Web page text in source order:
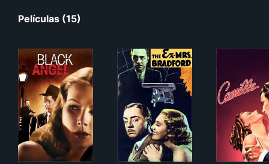
Películas (15)